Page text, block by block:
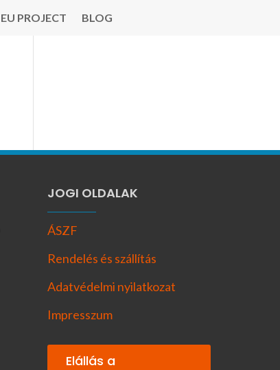
EU PROJECT BLOG
JOGI OLDALAK
ÁSZF
Rendelés és szállítás
Adatvédelmi nyilatkozat
Impresszum
Elállás a